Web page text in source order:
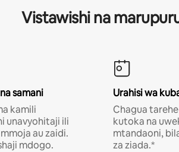
Vistawishi na
samani
kamili
unavyohitaji ili
au zaidi.
mdogo.
Urahisi wa
Chagua
kutoka na
mtandaoni,
za ziada.*